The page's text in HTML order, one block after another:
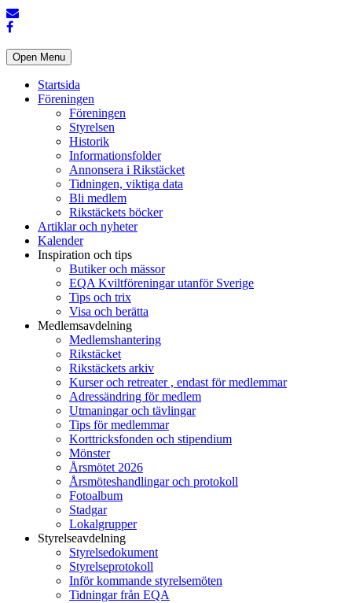
Open Menu
Startsida
Föreningen
Föreningen
Styrelsen
Historik
Informationsfolder
Annonsera i Rikstäcket
Tidningen, viktiga data
Bli medlem
Rikstäckets böcker
Artiklar och nyheter
Kalender
Inspiration och tips
Butiker och mässor
EQA Kviltföreningar utanför Sverige
Tips och trix
Visa och berätta
Medlemsavdelning
Medlemshantering
Rikstäcket
Rikstäckets arkiv
Kurser och retreater , endast för medlemmar
Adressändring för medlem
Utmaningar och tävlingar
Tips för medlemmar
Korttricksfonden och stipendium
Mönster
Årsmötet 2026
Årsmöteshandlingar och protokoll
Fotoalbum
Stadgar
Lokalgrupper
Styrelseavdelning
Styrelsedokument
Styrelseprotokoll
Inför kommande styrelsemöten
Tidningar från EQA